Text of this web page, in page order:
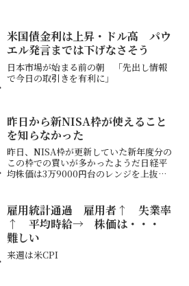
米国債金利は上昇・ドル高 パウ
エル発言までは下げなさそう
日本市場が始まる前の朝 「先出し情報
で今日の取引きを有利に」
昨日から新NISA枠が使えること
を知らなかった
昨日、NISA枠が更新していた新年度分の
この枠での買いが多かったようだ日経平
均株価は3万9000円台のレンジを上抜け
業日はアノマリーでは下げやすい米10年
債...
雇用統計通過 雇用者↑ 失業率
↑ 平均時給→ 株価は・・・
難しい
来週は米CPI